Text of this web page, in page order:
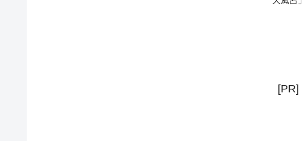
[PR]